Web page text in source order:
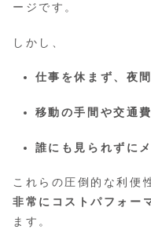
ージです。
しかし、
仕事を休まず、夜
移動の手間や交通
誰にも見られずに
これらの圧倒的な利便
非常にコストパフォー
ます。